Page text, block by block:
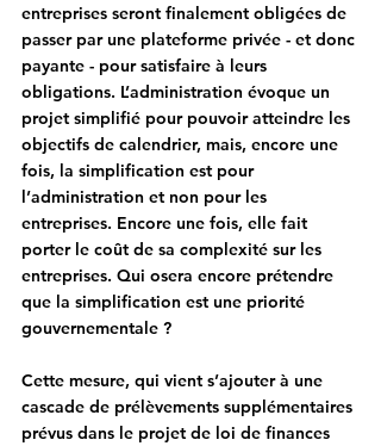
entreprises seront finalement obligées de
passer par une plateforme privée - et donc
payante - pour satisfaire à leurs
obligations. L’administration évoque un
projet simplifié pour pouvoir atteindre les
objectifs de calendrier, mais, encore une
fois, la simplification est pour
l’administration et non pour les
entreprises. Encore une fois, elle fait
porter le coût de sa complexité sur les
entreprises. Qui osera encore prétendre
que la simplification est une priorité
gouvernementale ?
Cette mesure, qui vient s’ajouter à une
cascade de prélèvements supplémentaires
prévus dans le projet de loi de finances